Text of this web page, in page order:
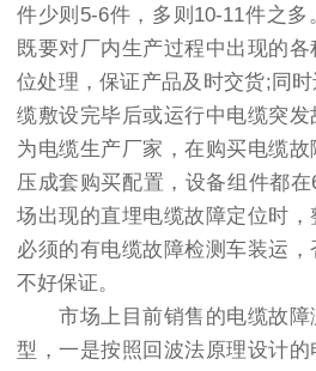
件少则5-6件，多则10-11件之多
既要对厂内生产过程中出现的
位处理，保证产品及时交货;同
缆敷设完毕后或运行中电缆突
为电缆生产厂家，在购买电缆
压成套购买配置，设备组件都
场出现的直埋电缆故障定位时
必须的有电缆故障检测车装运
不好保证。
市场上目前销售的电缆故障
型，一是按照回波法原理设计